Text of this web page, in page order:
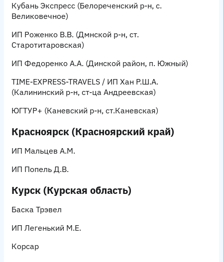
Кубань Экспресс (Белореченский р-н, с.
Великовечное)
ИП Роженко В.В. (Дмнской р-н, ст.
Старотитаровская)
ИП Федоренко А.А. (Динской район, п. Южный)
TIME-EXPRESS-TRAVELS / ИП Хан Р.Ш.А.
(Калининский р-н, ст-ца Андреевская)
ЮГТУР+ (Каневский р-н, ст.Каневская)
Красноярск (Красноярский край)
ИП Мальцев А.М.
ИП Попель Д.В.
Курск (Курская область)
Баска Трэвел
ИП Легенький М.Е.
Корсар